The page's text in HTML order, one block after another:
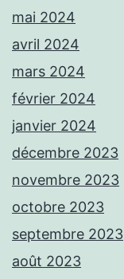
mai 2024
avril 2024
mars 2024
février 2024
janvier 2024
décembre 2023
novembre 2023
octobre 2023
septembre 2023
août 2023